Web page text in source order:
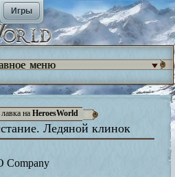
Игры
меню
на HeroesWorld
Ледяной клинок
Company